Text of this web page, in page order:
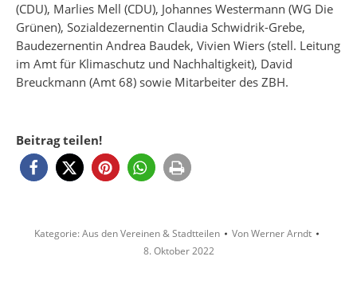
(CDU), Marlies Mell (CDU), Johannes Westermann (WG Die
Grünen), Sozialdezernentin Claudia Schwidrik-Grebe,
Baudezernentin Andrea Baudek, Vivien Wiers (stell. Leitung
im Amt für Klimaschutz und Nachhaltigkeit), David
Breuckmann (Amt 68) sowie Mitarbeiter des ZBH.
Beitrag teilen!
Kategorie:Aus den Vereinen & Stadtteilen VonWerner Arndt
8. Oktober 2022